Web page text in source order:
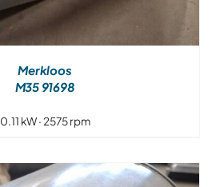
Merkloos
M35 91698
0.11 kW · 2575 rpm